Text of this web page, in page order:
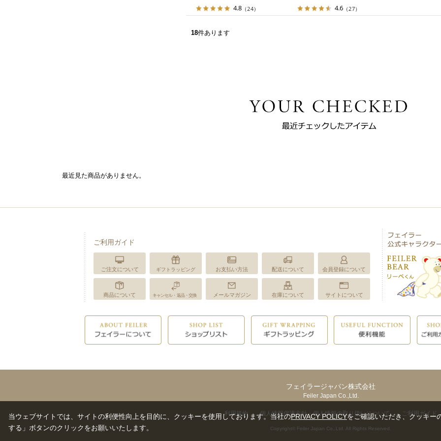
4.8 （24） 4.6 （27）
18件あります
最近見た商品がありません。
ご利用ガイド
ご注文について ギフトラッピング お支払い方法 配送について 会員登録について
商品について キャンセル・返品・交換 メールマガジン 在庫について サイトについて
フェイラージャパン株式会社
Feiler Japan Co.,Ltd.
利用規約 個人情報保護方針・個人情報の取り扱いについて ご利用ガイド
Copyright© Feiler Japan Co.,Ltd. All Rights Reserved.
当ウェブサイトでは、サイトの利便性向上を目的に、クッキーを使用しております。当社のPRIVACY POLICYをご確認いただき、クッキ
する」ボタンのクリックをお願いいたします。